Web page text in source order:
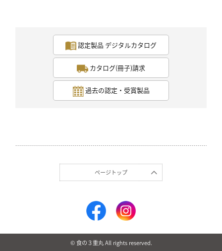
認定製品 デジタルカタログ
カタログ(冊子)請求
過去の認定・受賞製品
ページトップ
© 食の３重丸 All rights reserved.